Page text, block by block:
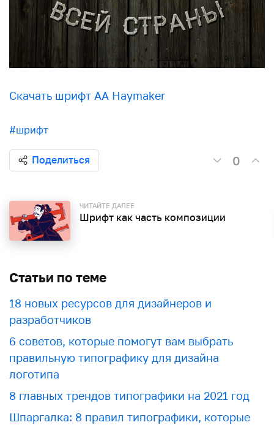
Скачать шрифт AA Haymaker
#шрифт
Поделиться 0
ЧИТАЙТЕ ДАЛЕЕ
Шрифт как часть композиции
Статьи по теме
18 новых ресурсов для дизайнеров и
разработчиков
6 советов, которые помогут вам выбрать
правильную типографику для дизайна
логотипа
8 главных трендов типографики на 2021 год
Шпаргалка: 8 правил типографики, которые